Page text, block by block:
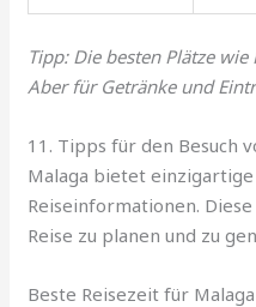
Tipp: Die besten Plätze
Aber für Getränke und
11. Tipps für den Besuch
Malaga bietet
Reiseinformationen.
Reise zu planen und zu
Beste Reisezeit für Malaga